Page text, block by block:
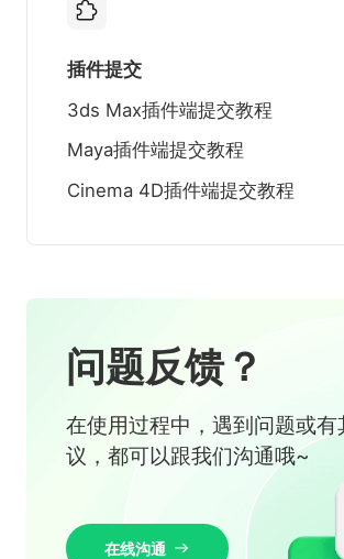
插件提交
3ds Max插件端提交教程
Maya插件端提交教程
Cinema 4D插件端提交教程
问题反馈？
在使用过程中，遇到问题或有
议，都可以跟我们沟通哦~
在线沟通